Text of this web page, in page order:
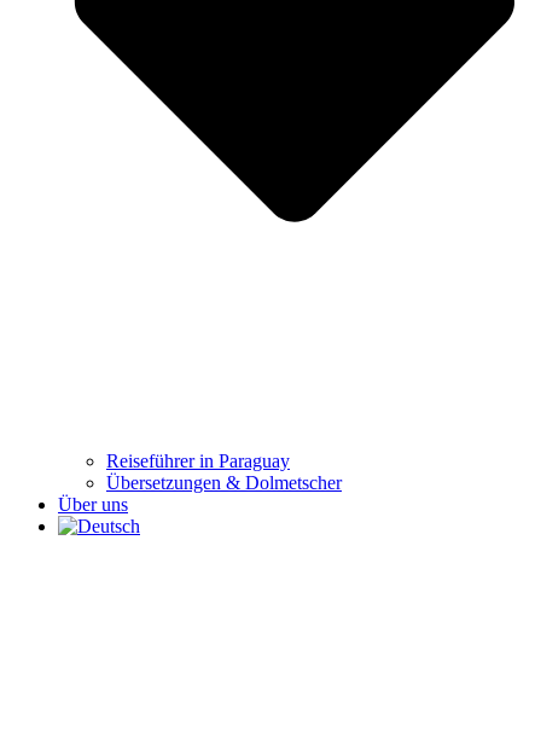
Reiseführer in Paraguay
Übersetzungen & Dolmetscher
Über uns